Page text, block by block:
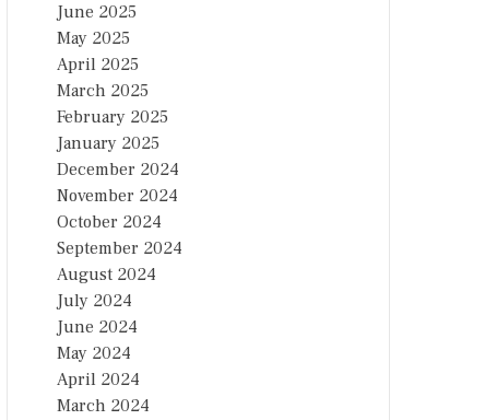
June 2025
May 2025
April 2025
March 2025
February 2025
January 2025
December 2024
November 2024
October 2024
September 2024
August 2024
July 2024
June 2024
May 2024
April 2024
March 2024